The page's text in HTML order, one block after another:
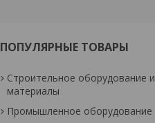
ПОПУЛЯРНЫЕ ТОВАРЫ
Строительное оборудование и
материалы
Промышленное оборудование